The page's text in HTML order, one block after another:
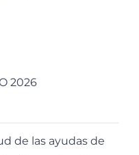
2026
de las ayudas de